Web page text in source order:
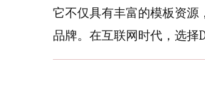
它不仅具有丰富的模板资源
品牌。在互联网时代，选择